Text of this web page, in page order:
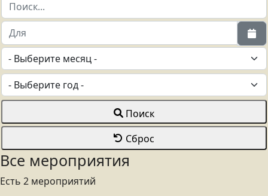
Поиск
Сброс
Все мероприятия
Есть 2 мероприятий